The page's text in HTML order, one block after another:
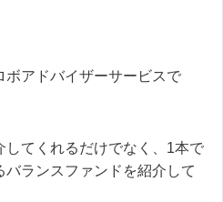
ボアドバイザーサービスで
てくれるだけでなく、1本で
ランスファンドを紹介して